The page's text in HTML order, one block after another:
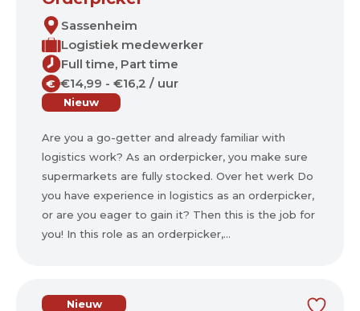
Sassenheim
Logistiek medewerker
Full time, Part time
€ €14,99 - €16,2 / uur
Nieuw
Are you a go-getter and already familiar with
logistics work? As an orderpicker, you make sure
supermarkets are fully stocked. Over het werk Do
you have experience in logistics as an orderpicker,
or are you eager to gain it? Then this is the job for
you! In this role as an orderpicker,...
Nieuw